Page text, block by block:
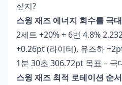
싶지?
스윙 재즈 에너지 회수를 극
2세트 +20% + 6번 4.8%
+0.26pt (라이터), 유즈하
1분 30초 306.72pt 목표 – 극
스윙 재즈 최적 로테이션 순